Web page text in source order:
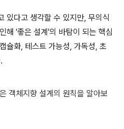
있다고 생각할 수 있지만, 무의식
해 '좋은 설계'의 바탐이 되는 핵심
슐화, 테스트 가능성, 가독성, 초
객체지향 설계의 원칙을 알아보